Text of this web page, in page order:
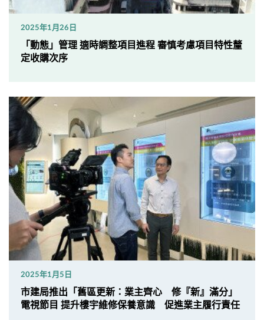
2025年1月26日
「動態」管理 適時調整項目進程 審慎考慮項目特性釐
定收購次序
2025年1月5日
市建局推出「舊區更新：業主齊心 修『新』滿分」
電視節目 提升樓宇維修保養意識 促進業主履行責任